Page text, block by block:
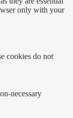
only with your
cookies do not
necessary